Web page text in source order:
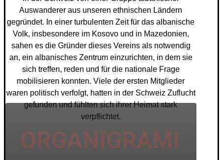
Auswanderer aus unseren ethnischen Ländern
gegründet. In einer turbulenten Zeit für das albanische
Volk, insbesondere im Kosovo und in Mazedonien,
sahen es die Gründer dieses Vereins als notwendig
an, ein albanisches Zentrum einzurichten, in dem sie
sich treffen, reden und für die nationale Frage
mobilisieren konnten. Viele der ersten Mitglieder
waren politisch verfolgt, hatten in der Schweiz Zuflucht
gefunden und fühlten sich ihrer Heimat stark
verpflichtet.
ORGANIGRAMI